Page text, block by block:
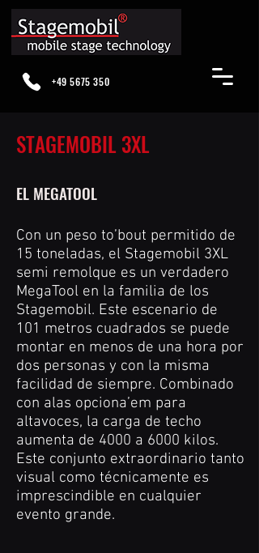
+49 5675 350
STAGEMOBIL 3XL
EL MEGATOOL
Con un peso to’bout permitido de
15 toneladas, el Stagemobil 3XL
semi remolque es un verdadero
MegaTool en la familia de los
Stagemobil. Este escenario de
101 metros cuadrados se puede
montar en menos de una hora por
dos personas y con la misma
facilidad de siempre. Combinado
con alas opciona’em para
altavoces, la carga de techo
aumenta de 4000 a 6000 kilos.
Este conjunto extraordinario tanto
visual como técnicamente es
imprescindible en cualquier
evento grande.